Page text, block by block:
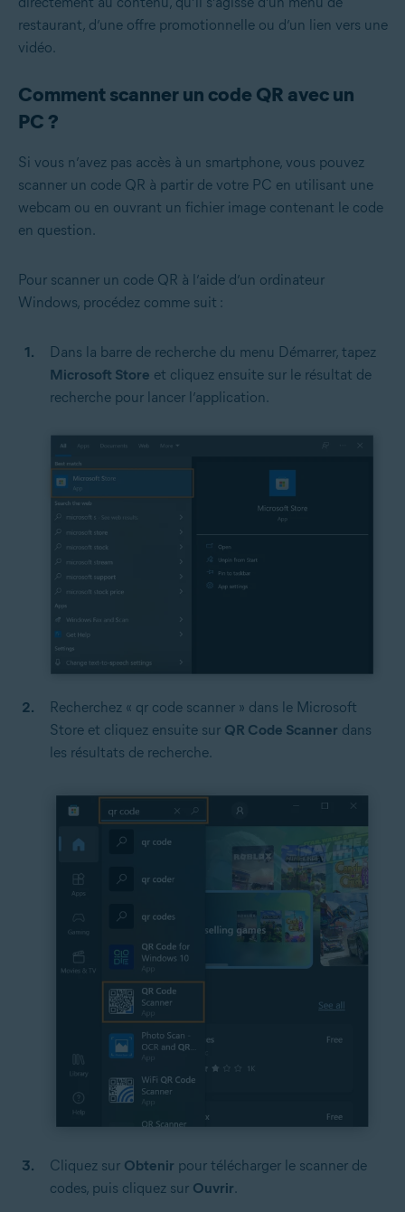
restaurant, d’une offre promotionnelle ou d’un lien vers une
vidéo.
Comment scanner un code QR avec un
PC ?
Si vous n’avez pas accès à un smartphone, vous pouvez
scanner un code QR à partir de votre PC en utilisant une
webcam ou en ouvrant un fichier image contenant le code
en question.
Pour scanner un code QR à l’aide d’un ordinateur
Windows, procédez comme suit :
Dans la barre de recherche du menu Démarrer, tapez
Microsoft Store et cliquez ensuite sur le résultat de
recherche pour lancer l’application.
Recherchez « qr code scanner » dans le Microsoft
Store et cliquez ensuite sur QR Code Scanner dans
les résultats de recherche.
Cliquez sur Obtenir pour télécharger le scanner de
codes, puis cliquez sur Ouvrir.